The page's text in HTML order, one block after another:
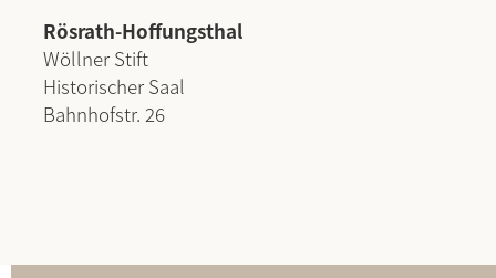
Rösrath-Hoffungsthal
Wöllner Stift
Historischer Saal
Bahnhofstr. 26